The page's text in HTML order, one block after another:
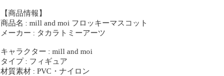
【商品情報】
商品名 : mill and moi フロッキーマスコット
メーカー : タカラトミーアーツ
キャラクター : mill and moi
タイプ : フィギュア
材質素材 : PVC・ナイロン